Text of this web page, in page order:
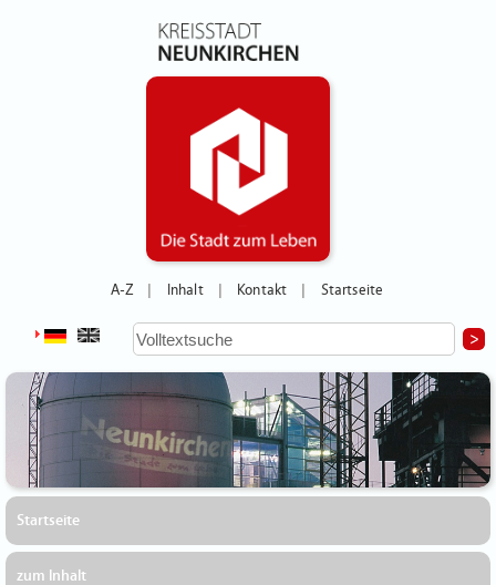
A-Z Inhalt Kontakt Startseite
Startseite
zum Inhalt